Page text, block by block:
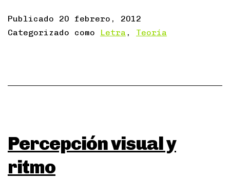
Publicado 20 febrero, 2012
Categorizado como
Letra , Teoría
Percepción visual y
ritmo